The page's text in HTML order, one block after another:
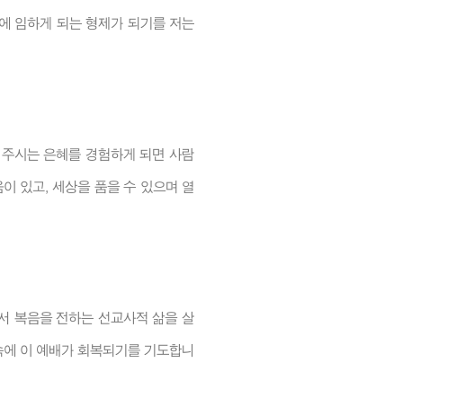
임하게 되는 형제가 되기를 저는
시는 은혜를 경험하게 되면 사람
있고, 세상을 품을 수 있으며 열
복음을 전하는 선교사적 삶을 살
이 예배가 회복되기를 기도합니